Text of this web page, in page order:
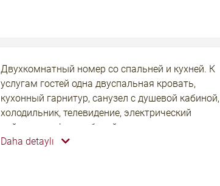
Двухкомнатный номер со спальней и кухней. К
услугам гостей одна двуспальная кровать,
кухонный гарнитур, санузел с душевой кабиной,
холодильник, телевидение, электрический
чайник, телефон, рабочий стол, прикроватные
тумбы, шкаф, мягкие кресла, журнальный
Daha detaylı